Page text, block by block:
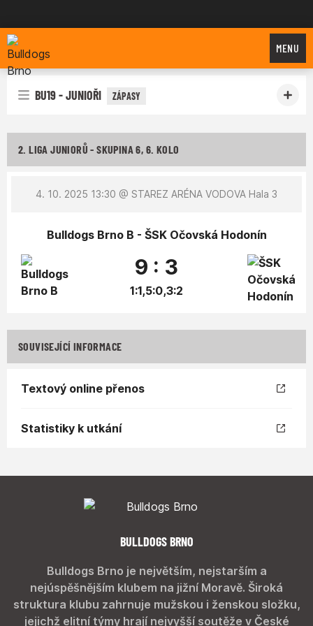
Bulldogs Brno
MENU
BU19 - JUNIOŘI ZÁPASY
2. LIGA JUNIORŮ - SKUPINA 6, 6. KOLO
4. 10. 2025 13:30 @ STAREZ ARÉNA VODOVA Hala 3
Bulldogs Brno B - ŠSK Očovská Hodonín
9 : 3
1:1,5:0,3:2
SOUVISEJÍCÍ INFORMACE
Textový online přenos
Statistiky k utkání
BULLDOGS BRNO
Bulldogs Brno je největším, nejstarším a
nejúspěšnějším klubem na jižní Moravě. Široká
struktura klubu zahrnuje mužskou i ženskou složku,
jejichž elitní týmy hrají nejvyšší soutěže v České